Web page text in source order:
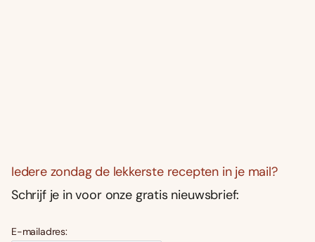
Iedere zondag de lekkerste recepten in je mail?
Schrijf je in voor onze gratis nieuwsbrief:
E-mailadres: